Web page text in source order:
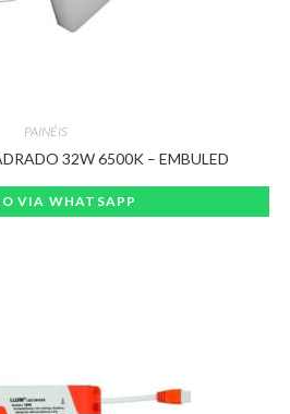
PAINÉIS
32W 6500K – EMBULED
VIA WHATSAPP